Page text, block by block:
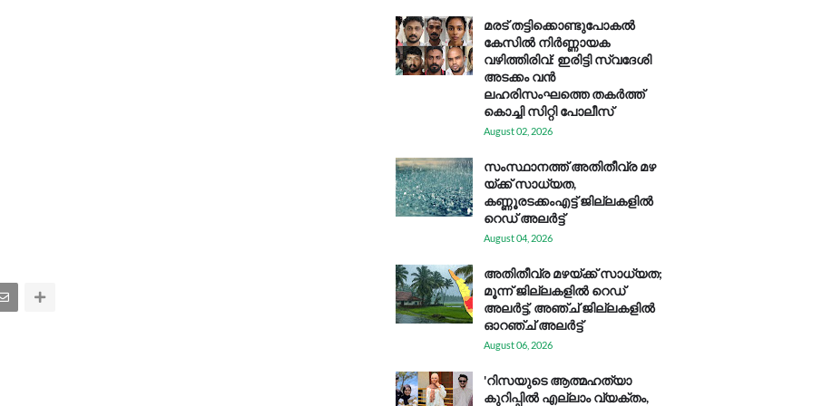
മരട് തട്ടിക്കൊണ്ടുപോകൽ
കേസിൽ നിർണ്ണായക
വഴിത്തിരിവ്: ഇരിട്ടി സ്വദേശി
അടക്കം വൻ
ലഹരിസംഘത്തെ തകർത്ത്
കൊച്ചി സിറ്റി പോലീസ്
August 02, 2026
സം​സ്ഥാ​ന​ത്ത് അ​തി​തീ​വ്ര മ​ഴ​
യ്ക്ക് സാ​ധ്യ​ത,
കണ്ണൂരടക്കംഎ​ട്ട് ജി​ല്ല​ക​ളി​ൽ
റെ​ഡ് അ​ലർ​ട്ട്
August 04, 2026
അതിതീവ്ര മഴയ്ക്ക് സാധ്യത;
മൂന്ന് ജില്ലകളിൽ റെഡ്
അലർട്ട്, അഞ്ച് ജില്ലകളിൽ
ഓറഞ്ച് അലർട്ട്
August 06, 2026
'റിസയുടെ ആത്മഹത്യാ
കുറിപ്പിൽ എല്ലാം വ്യക്തം,